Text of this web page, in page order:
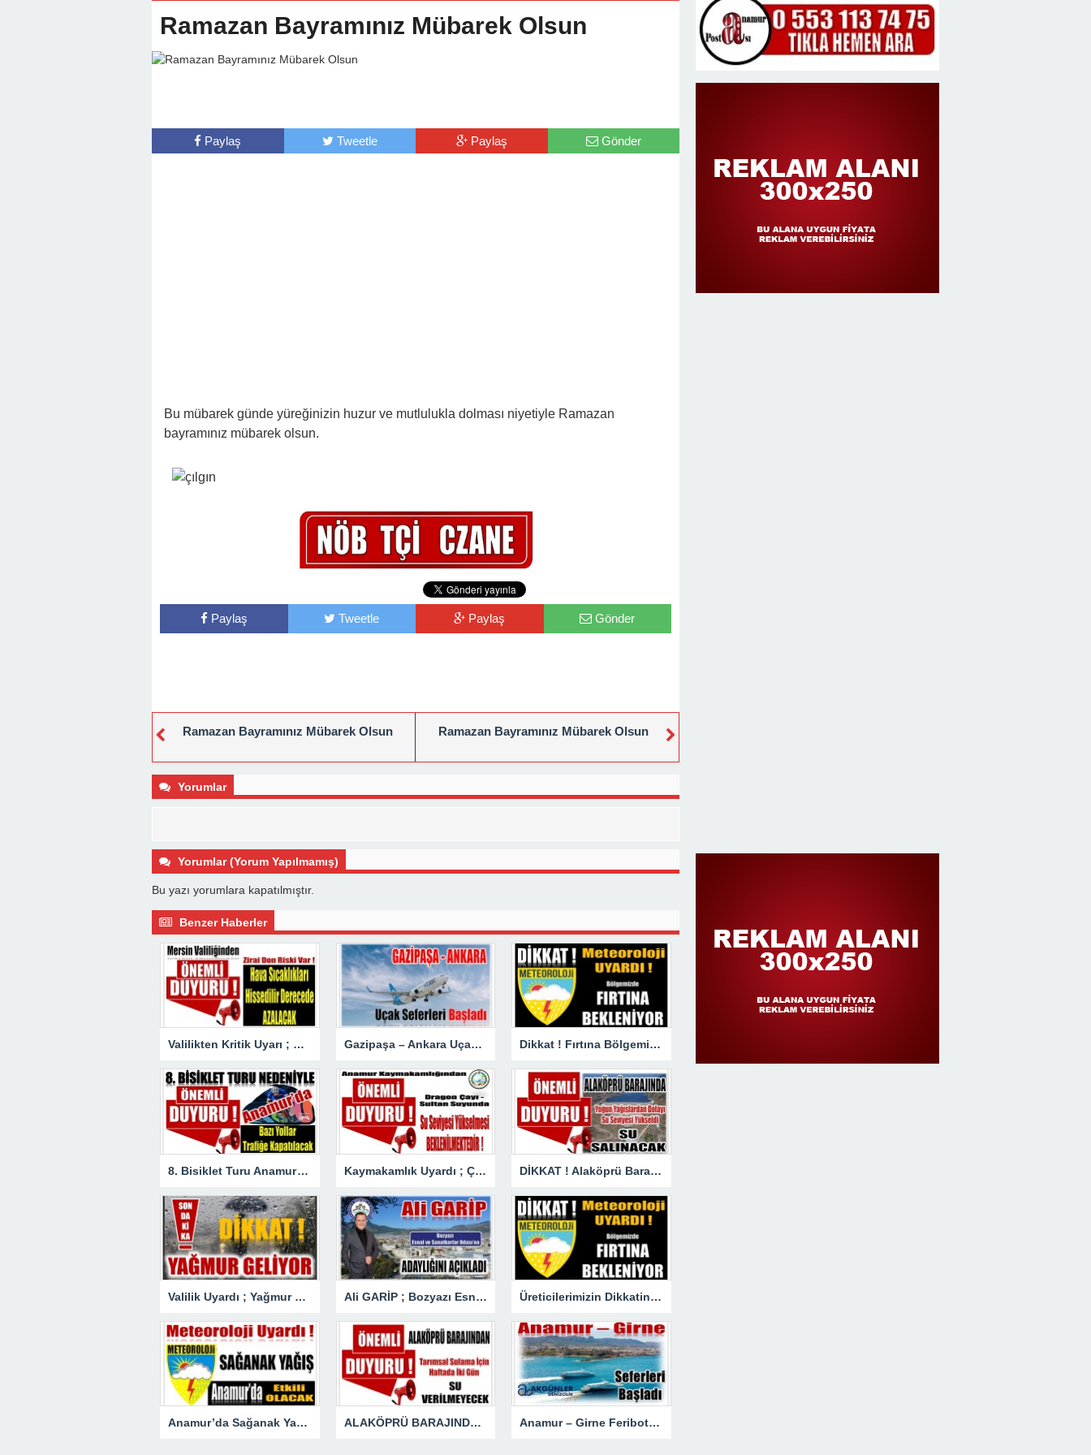
Ramazan Bayramınız Mübarek Olsun
Paylaş Tweetle Paylaş Gönder
Bu mübarek günde yüreğinizin huzur ve mutlulukla dolması niyetiyle Ramazan
bayramınız mübarek olsun.
Paylaş Tweetle Paylaş Gönder
Ramazan Bayramınız Mübarek Olsun Ramazan Bayramınız Mübarek Olsun
Yorumlar
Yorumlar (Yorum Yapılmamış)
Bu yazı yorumlara kapatılmıştır.
Benzer Haberler
Valilikten Kritik Uyarı ; Hava Sıcaklığı Hissedilir Derecede Azalacak! Gazipaşa – Ankara Uçak Seferleri Başladı Dikkat ! Fırtına Bölgemizde Etkili Olacak
8. Bisiklet Turu Anamur’dan Başlıyor. Bazı Yollar Trafiğe Kapatılacak Kaymakamlık Uyardı ; Çay ve Dere Yataklarına 50 Metreden Fazla Yaklaşmayın DİKKAT ! Alaköprü Barajından Su Salınacak
Valilik Uyardı ; Yağmur Sabah Saatlerinden İtibaren Etkili Olacak Ali GARİP ; Bozyazı Esnaf ve Sanatkarlar Odası’na Adaylığını Açıkladı Üreticilerimizin Dikkatine ! Fırtına Bekleniyor
Anamur’da Sağanak Yağmur Etkili Olacak ALAKÖPRÜ BARAJINDAN HAFTADA İKİ GÜN TARIMSAL SULAMA SUYU VERİLEMEYECEK Anamur – Girne Feribot Seferleri Başladı